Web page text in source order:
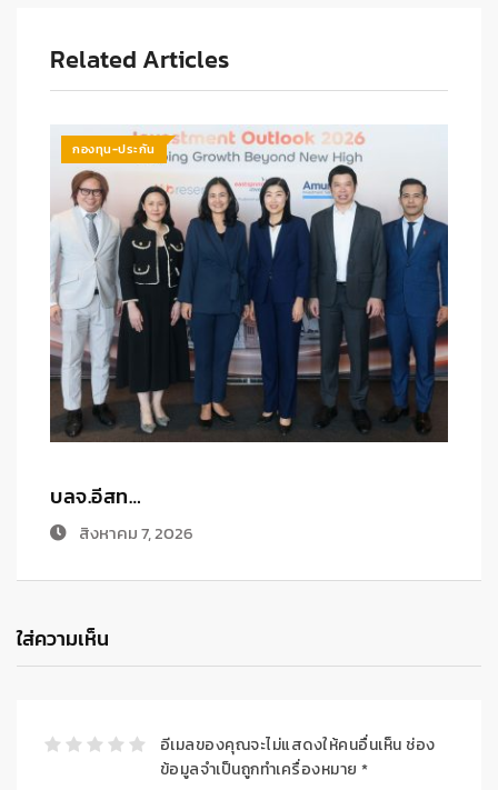
Related Articles
กองทุน-ประกัน
บลจ.ยูโอ…
สิงหาคม 6, 2026
ใส่ความเห็น
อีเมลของคุณจะไม่แสดงให้คนอื่นเห็น ช่อง
ข้อมูลจำเป็นถูกทำเครื่องหมาย *